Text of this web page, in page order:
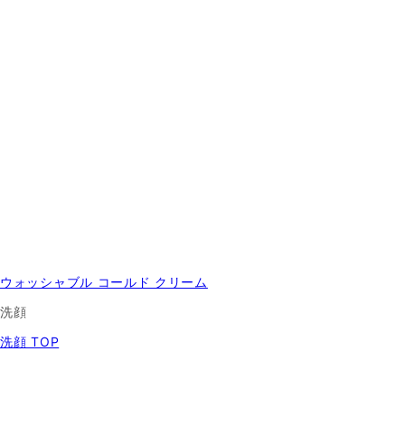
ウォッシャブル コールド クリーム
洗顔
洗顔 TOP